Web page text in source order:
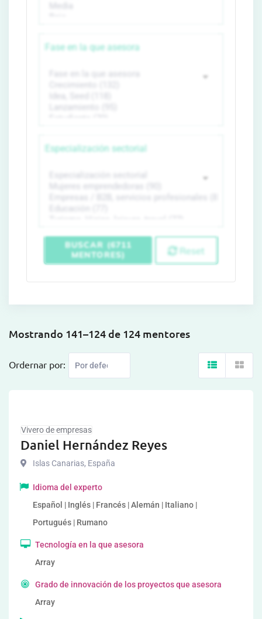
Fase en la que asesora
Especialización sectorial
BUSCAR (6711
MENTORES)
Reset
Mostrando 141–124 de 124 mentores
Ordernar por:
Vivero de empresas
Daniel Hernández Reyes
Islas Canarias, España
Idioma del experto
Español | Inglés | Francés | Alemán | Italiano |
Portugués | Rumano
Tecnología en la que asesora
Array
Grado de innovación de los proyectos que asesora
Array